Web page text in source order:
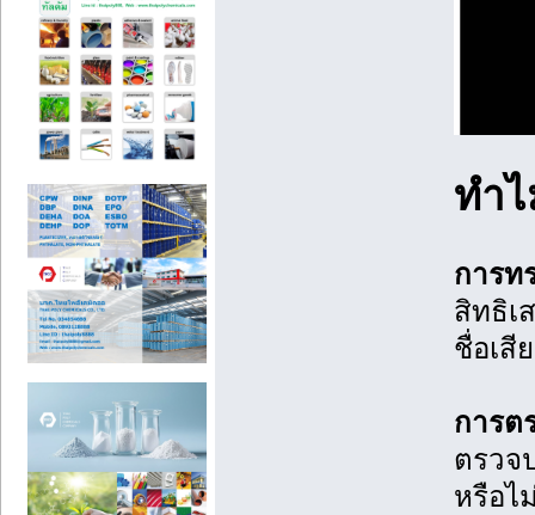
ทำ
การท
สิทธิเ
ชื่อเสี
การต
ตรวจ
หรือไ